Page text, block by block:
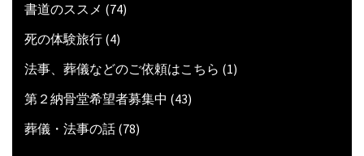
書道のススメ (74)
死の体験旅行 (4)
法事、葬儀などのご依頼はこちら (1)
第２納骨堂希望者募集中 (43)
葬儀・法事の話 (78)